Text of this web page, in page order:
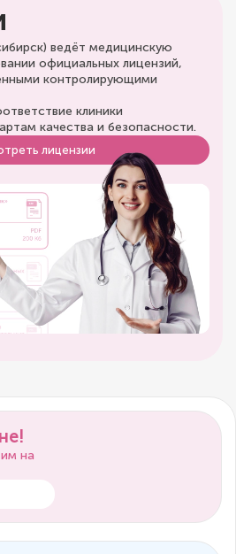
ведёт медицинскую
официальных лицензий,
контролирующими
клиники
качества и безопасности.
лицензии
на